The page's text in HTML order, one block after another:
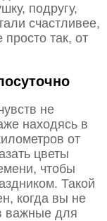
подругу,
счастливее,
так, от
не
находясь в
от
цветы
чтобы
Такой
когда вы не
важные для